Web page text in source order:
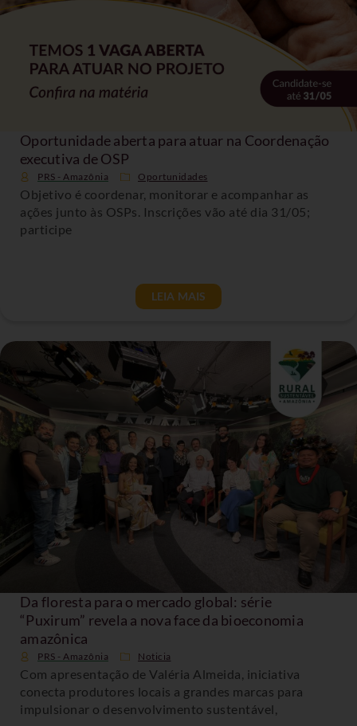
Oportunidade aberta para atuar na Coordenação
executiva de OSP
PRS - Amazônia Oportunidades
Objetivo é coordenar, monitorar e acompanhar as
ações junto às OSPs. Inscrições vão até dia 31/05;
participe
LEIA MAIS
Da floresta para o mercado global: série
“Puxirum” revela a nova face da bioeconomia
amazônica
PRS - Amazônia Noticia
Com apresentação de Valéria Almeida, iniciativa
conecta produtores locais a grandes marcas para
impulsionar o desenvolvimento sustentável,